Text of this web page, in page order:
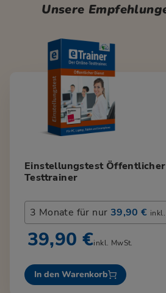
Unsere
Einstellungstest
Testtrainer
3 Monate für nur 39,90 €
39,90 €inkl. MwSt.
In den Warenkorb